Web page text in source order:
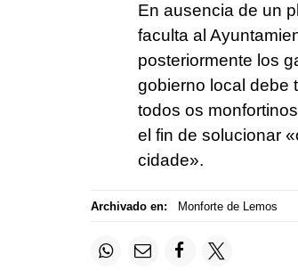
En ausencia de un
faculta al
posteriormente los
gobierno local debe
todos os
el fin de solucionar
cidade».
Archivado en: Monforte de Lemos